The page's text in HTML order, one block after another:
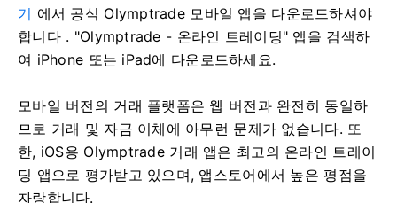
기 에서 공식 Olymptrade 모바일 앱을 다운로드하셔야
합니다 . "Olymptrade - 온라인 트레이딩" 앱을 검색하
여 iPhone 또는 iPad에 다운로드하세요.
모바일 버전의 거래 플랫폼은 웹 버전과 완전히 동일하
므로 거래 및 자금 이체에 아무런 문제가 없습니다. 또
한, iOS용 Olymptrade 거래 앱은 최고의 온라인 트레이
딩 앱으로 평가받고 있으며, 앱스토어에서 높은 평점을
자랑합니다.